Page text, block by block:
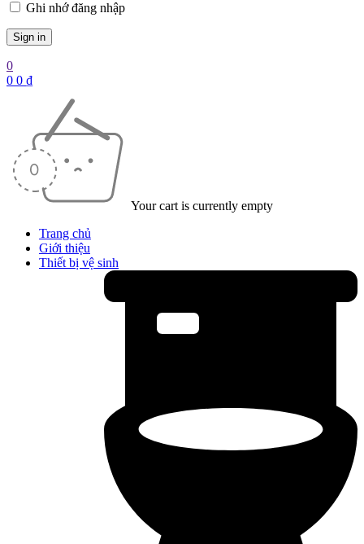
Ghi nhớ đăng nhập
0
0 0 ₫
Your cart is currently empty
Trang chủ
Giới thiệu
Thiết bị vệ sinh